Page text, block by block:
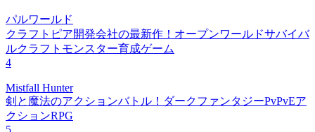
パルワールド
クラフトピア開発会社の最新作！オープンワールドサバイバ
ルクラフトモンスター育成ゲーム
4
Mistfall Hunter
剣と魔法のアクションバトル！ダークファンタジーPvPvEア
クションRPG
5